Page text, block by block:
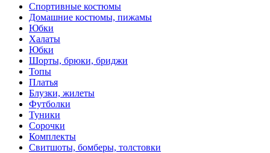
Спортивные костюмы
Домашние костюмы, пижамы
Юбки
Халаты
Юбки
Шорты, брюки, бриджи
Топы
Платья
Блузки, жилеты
Футболки
Туники
Сорочки
Комплекты
Свитшоты, бомберы, толстовки